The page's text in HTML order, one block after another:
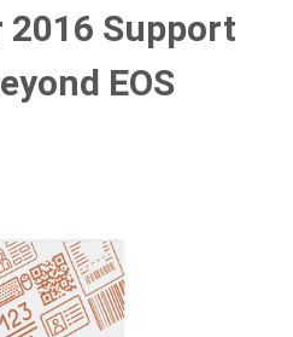
2016 Support
EOS